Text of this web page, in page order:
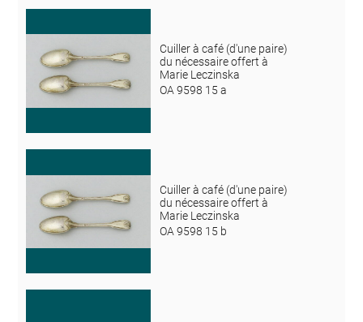
Cuiller à café (d'une paire)
du nécessaire offert à
Marie Leczinska
OA 9598 15 a
Cuiller à café (d'une paire)
du nécessaire offert à
Marie Leczinska
OA 9598 15 b